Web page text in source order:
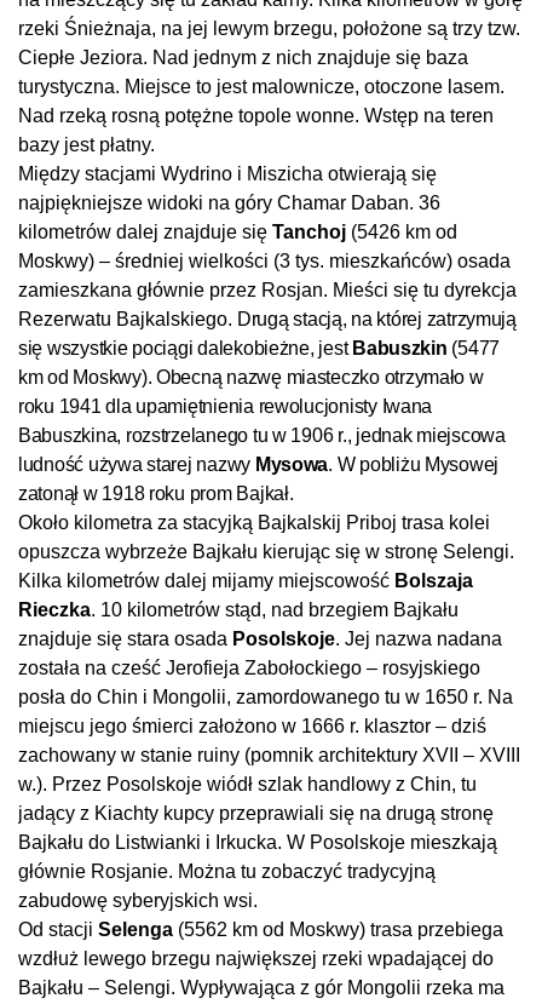
rzeki Śnieżnaja, na jej lewym brzegu, położone są trzy tzw.
Ciepłe Jeziora. Nad jednym z nich znajduje się baza
turystyczna. Miejsce to jest malownicze, otoczone lasem.
Nad rzeką rosną potężne topole wonne. Wstęp na teren
bazy jest płatny.
Między stacjami Wydrino i Miszicha otwierają się
najpiękniejsze widoki na góry Chamar Daban. 36
kilometrów dalej znajduje się Tanchoj (5426 km od
Moskwy) – średniej wielkości (3 tys. mieszkańców) osada
zamieszkana głównie przez Rosjan. Mieści się tu dyrekcja
Rezerwatu Bajkalskiego. Drugą stacją, na której zatrzymują
się wszystkie pociągi dalekobieżne, jest Babuszkin (5477
km od Moskwy). Obecną nazwę miasteczko otrzymało w
roku 1941 dla upamiętnienia rewolucjonisty Iwana
Babuszkina, rozstrzelanego tu w 1906 r., jednak miejscowa
ludność używa starej nazwy Mysowa. W pobliżu Mysowej
zatonął w 1918 roku prom Bajkał.
Około kilometra za stacyjką Bajkalskij Priboj trasa kolei
opuszcza wybrzeże Bajkału kierując się w stronę Selengi.
Kilka kilometrów dalej mijamy miejscowość Bolszaja
Rieczka. 10 kilometrów stąd, nad brzegiem Bajkału
znajduje się stara osada Posolskoje. Jej nazwa nadana
została na cześć Jerofieja Zabołockiego – rosyjskiego
posła do Chin i Mongolii, zamordowanego tu w 1650 r. Na
miejscu jego śmierci założono w 1666 r. klasztor – dziś
zachowany w stanie ruiny (pomnik architektury XVII – XVIII
w.). Przez Posolskoje wiódł szlak handlowy z Chin, tu
jadący z Kiachty kupcy przeprawiali się na drugą stronę
Bajkału do Listwianki i Irkucka. W Posolskoje mieszkają
głównie Rosjanie. Można tu zobaczyć tradycyjną
zabudowę syberyjskich wsi.
Od stacji Selenga (5562 km od Moskwy) trasa przebiega
wzdłuż lewego brzegu największej rzeki wpadającej do
Bajkału – Selengi. Wypływająca z gór Mongolii rzeka ma